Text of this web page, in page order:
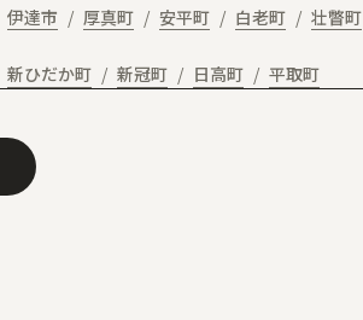
伊達市 厚真町 安平町 白老町
壮瞥町
新ひだか町 新冠町 日高町 平取町